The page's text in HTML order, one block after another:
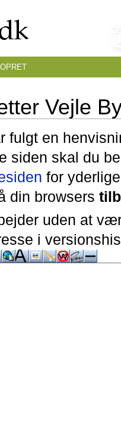
Vejle
fulgt en
siden skal du
for
din browsers
uden at
i
OPRET